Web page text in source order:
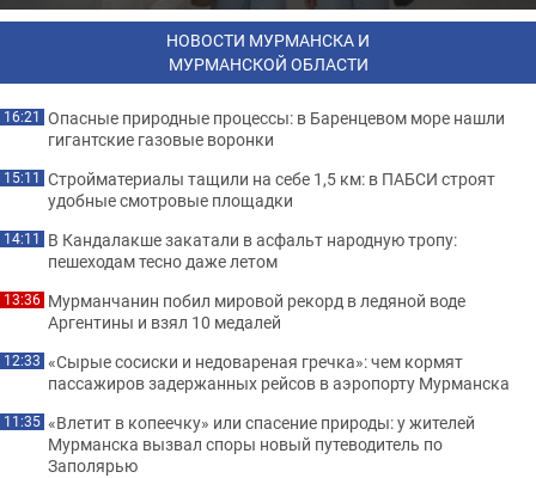
НОВОСТИ МУРМАНСКА И
МУРМАНСКОЙ ОБЛАСТИ
16:21 Опасные природные процессы: в Баренцевом море нашли
гигантские газовые воронки
15:11 Стройматериалы тащили на себе 1,5 км: в ПАБСИ строят
удобные смотровые площадки
14:11 В Кандалакше закатали в асфальт народную тропу:
пешеходам тесно даже летом
13:36 Мурманчанин побил мировой рекорд в ледяной воде
Аргентины и взял 10 медалей
12:33 «Сырые сосиски и недовареная гречка»: чем кормят
пассажиров задержанных рейсов в аэропорту Мурманска
11:35 «Влетит в копеечку» или спасение природы: у жителей
Мурманска вызвал споры новый путеводитель по
Заполярью